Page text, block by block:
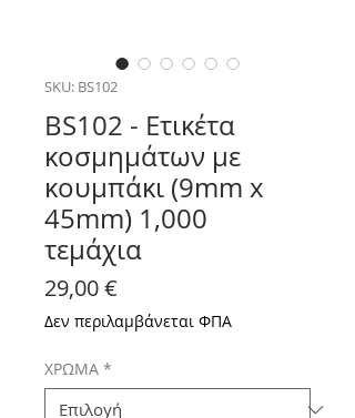
SKU: BS102
BS102 - Ετικέτα
κοσμημάτων με
κουμπάκι (9mm x
45mm) 1,000
τεμάχια
29,00 €
Δεν περιλαμβάνεται ΦΠΑ
ΧΡΩΜΑ *